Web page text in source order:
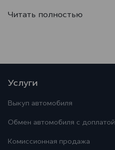
Читать полностью
Услуги
Выкуп автомобиля
Обмен автомобиля с доплатой
Комиссионная продажа